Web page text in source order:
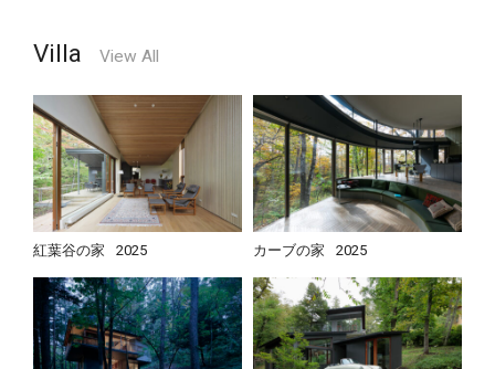
Villa View All
紅葉谷の家 2025 カーブの家 2025